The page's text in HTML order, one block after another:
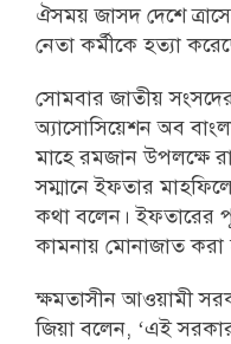
ঐসময় জাসদ দেশে
নেতা কর্মীকে হত্যা
সোমবার জাতীয়
অ্যাসোসিয়েশন অব
মাহে রমজান উপলক্ষে
সম্মানে ইফতার
কথা বলেন। ইফতারের
কামনায় মোনাজাত করা
ক্ষমতাসীন আওয়ামী
জিয়া বলেন, ‘এই